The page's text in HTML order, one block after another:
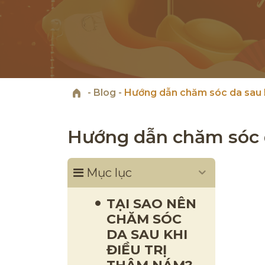
- Blog - Hướng dẫn chăm sóc da
Hướng dẫn chăm
Mục lục
TẠI SAO NÊN
CHĂM SÓC
DA SAU KHI
ĐIỀU TRỊ